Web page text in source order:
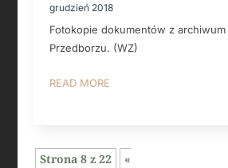
grudzień 2018
Fotokopie dokumentów z archiwum
Przedborzu. (WZ)
READ MORE
Strona 8 z 22
«